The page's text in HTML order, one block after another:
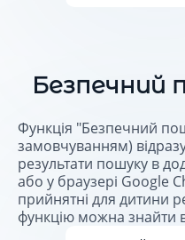
Безпечний
Функція "Безпечний
замовчуванням)
результати пошуку в
або у браузері Google
прийнятні для дитини
функцію можна знайти